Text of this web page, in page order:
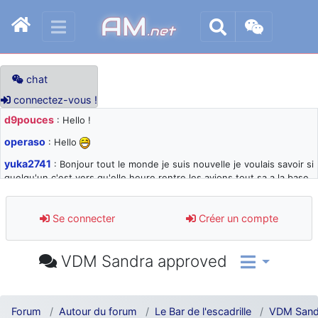
AM.net
chat
connectez-vous !
d9pouces : Hello !
operaso : Hello
yuka2741 : Bonjour tout le monde je suis nouvelle je voulais savoir si
quelqu'un c'est vers qu'elle heure rentre les avions tout sa a la base
d9pouces: désolé pour les quelques blocages du site ces derniers
jours : je teste des méthodes contre le spam et les bots trop nocifs
: Super, la nouvelle bannière
d9pouces: je suis un avion@,._,+ > lesquels ? je ne suis pas sûr de
comprendre
Se connecter Créer un compte
VDM Sandra approved
Forum Autour du forum Le Bar de l'escadrille VDM